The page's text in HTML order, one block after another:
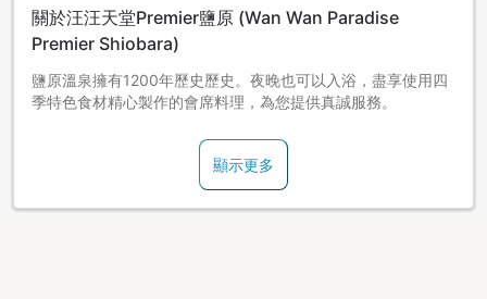
關於汪汪天堂Premier鹽原 (Wan Wan Paradise
Premier Shiobara)
鹽原溫泉擁有1200年歷史歷史。夜晚也可以入浴，盡享使用四
季特色食材精心製作的會席料理，為您提供真誠服務。
顯示更多